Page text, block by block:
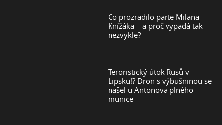
Co prozradilo parte Milana
Knížáka – a proč vypadá tak
nezvykle?
Teroristický útok Rusů v
Lipsku!? Dron s výbušninou se
našel u Antonova plného
munice